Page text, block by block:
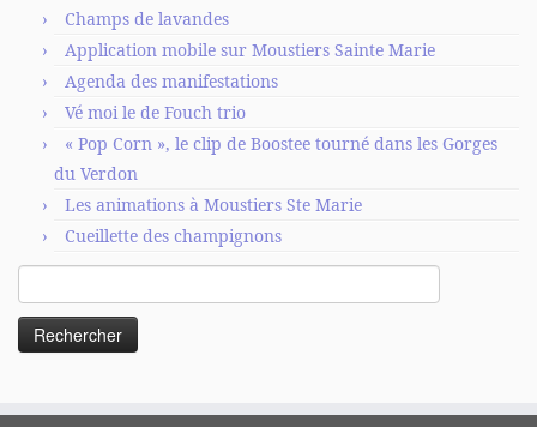
Champs de lavandes
Application mobile sur Moustiers Sainte Marie
Agenda des manifestations
Vé moi le de Fouch trio
« Pop Corn », le clip de Boostee tourné dans les Gorges
du Verdon
Les animations à Moustiers Ste Marie
Cueillette des champignons